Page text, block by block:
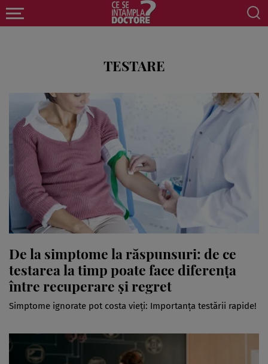
TESTARE
De la simptome la răspunsuri: de ce
testarea la timp poate face diferența
între recuperare și regret
Simptome ignorate pot costa vieți: Importanța testării rapide!